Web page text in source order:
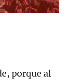
porque al